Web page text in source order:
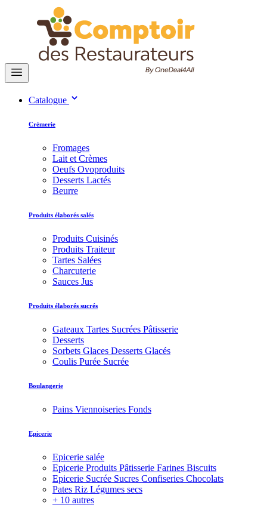
Catalogue
Crèmerie
Fromages
Lait et Crèmes
Oeufs Ovoproduits
Desserts Lactés
Beurre
Produits élaborés salés
Produits Cuisinés
Produits Traiteur
Tartes Salées
Charcuterie
Sauces Jus
Produits élaborés sucrés
Gateaux Tartes Sucrées Pâtisserie
Desserts
Sorbets Glaces Desserts Glacés
Coulis Purée Sucrée
Boulangerie
Pains Viennoiseries Fonds
Epicerie
Epicerie salée
Epicerie Produits Pâtisserie Farines Biscuits
Epicerie Sucrée Sucres Confiseries Chocolats
Pates Riz Légumes secs
+ 10 autres